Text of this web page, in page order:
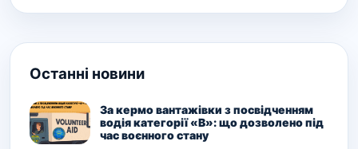
Останні новини
За кермо вантажівки з посвідченням
водія категорії «В»: що дозволено під
час воєнного стану